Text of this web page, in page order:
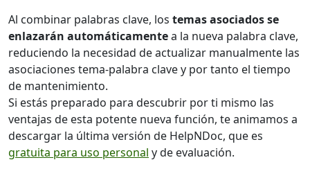
Al combinar palabras clave, los temas asociados se
enlazarán automáticamentea la nueva palabra clave,
reduciendo la necesidad de actualizar manualmente las
asociaciones tema-palabra clave y por tanto el tiempo
de mantenimiento.
Si estás preparado para descubrir por ti mismo las
ventajas de esta potente nueva función, te animamos a
descargar la última versión de HelpNDoc, que es
gratuita para uso personal y de evaluación.